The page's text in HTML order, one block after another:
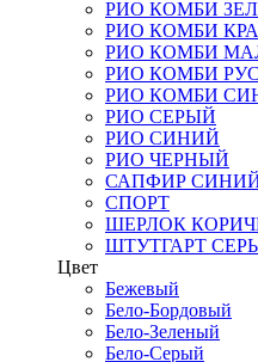
РИО КОМБИ
РИО КОМБИ
РИО КОМБИ
РИО КОМБИ
РИО КОМБИ
РИО СЕРЫЙ
РИО СИНИЙ
РИО ЧЕРНЫЙ
САПФИР
СПОРТ
ШЕРЛОК
ШТУТГАРТ
Цвет
Бежевый
Бело-Бордовый
Бело-Зеленый
Бело-Серый